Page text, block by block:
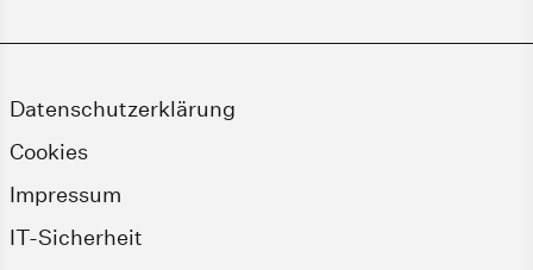
Datenschutzerklärung
Cookies
Impressum
IT-Sicherheit